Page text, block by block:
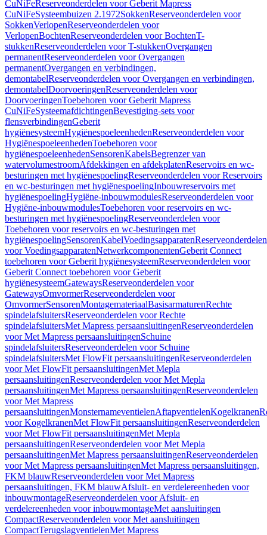
CuNiFeReserveonderdelen voor Geberit Mapress
CuNiFeSysteembuizen 2.1972SokkenReserveonderdelen voor
SokkenVerlopenReserveonderdelen voor
VerlopenBochtenReserveonderdelen voor BochtenT-
stukkenReserveonderdelen voor T-stukkenOvergangen
permanentReserveonderdelen voor Overgangen
permanentOvergangen en verbindingen,
demontabelReserveonderdelen voor Overgangen en verbindingen,
demontabelDoorvoeringenReserveonderdelen voor
DoorvoeringenToebehoren voor Geberit Mapress
CuNiFeSysteemafdichtingenBevestiging-sets voor
flensverbindingenGeberit
hygiënesysteemHygiënespoeleenhedenReserveonderdelen voor
HygiënespoeleenhedenToebehoren voor
hygiënespoeleenhedenSensorenKabelsBegrenzer van
watervolumestroomAfdekkingen en afdekplatenReservoirs en wc-
besturingen met hygiënespoelingReserveonderdelen voor Reservoirs
en wc-besturingen met hygiënespoelingInbouwreservoirs met
hygiënespoelingHygiëne-inbouwmodulesReserveonderdelen voor
Hygiëne-inbouwmodulesToebehoren voor reservoirs en wc-
besturingen met hygiënespoelingReserveonderdelen voor
Toebehoren voor reservoirs en wc-besturingen met
hygiënespoelingSensorenKabelVoedingsapparatenReserveonderdelen
voor VoedingsapparatenNetwerkcomponentenGeberit Connect
toebehoren voor Geberit hygiënesysteemReserveonderdelen voor
Geberit Connect toebehoren voor Geberit
hygiënesysteemGatewaysReserveonderdelen voor
GatewaysOmvormerReserveonderdelen voor
OmvormerSensorenMontagemateriaalBasisarmaturenRechte
spindelafsluitersReserveonderdelen voor Rechte
spindelafsluitersMet Mapress persaansluitingenReserveonderdelen
voor Met Mapress persaansluitingenSchuine
spindelafsluitersReserveonderdelen voor Schuine
spindelafsluitersMet FlowFit persaansluitingenReserveonderdelen
voor Met FlowFit persaansluitingenMet Mepla
persaansluitingenReserveonderdelen voor Met Mepla
persaansluitingenMet Mapress persaansluitingenReserveonderdelen
voor Met Mapress
persaansluitingenMonsternameventielenAftapventielenKogelkranen
voor KogelkranenMet FlowFit persaansluitingenReserveonderdelen
voor Met FlowFit persaansluitingenMet Mepla
persaansluitingenReserveonderdelen voor Met Mepla
persaansluitingenMet Mapress persaansluitingenReserveonderdelen
voor Met Mapress persaansluitingenMet Mapress persaansluitingen,
FKM blauwReserveonderdelen voor Met Mapress
persaansluitingen, FKM blauwAfsluit- en verdelereenheden voor
inbouwmontageReserveonderdelen voor Afsluit- en
verdelereenheden voor inbouwmontageMet aansluitingen
CompactReserveonderdelen voor Met aansluitingen
CompactTerugslagventielenMet Mapress